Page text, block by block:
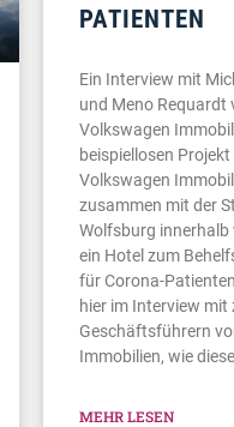
PATIENTEN
Ein Interview mit
und Meno Requardt
Volkswagen
beispiellosen
Volkswagen
zusammen mit der
Wolfsburg innerhalb
ein Hotel zum
für Corona-
hier im Interview mit
Geschäftsführern
Immobilien, wie
MEHR LESEN